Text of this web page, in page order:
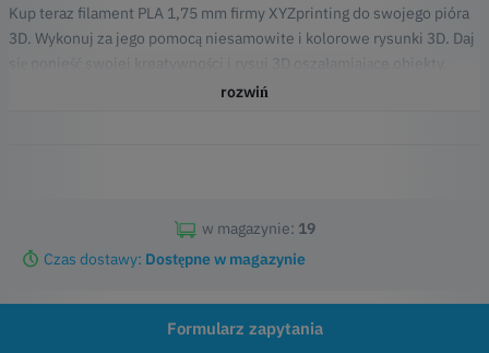
Kup teraz filament PLA 1,75 mm firmy XYZprinting do swojego pióra
3D. Wykonuj za jego pomocą niesamowite i kolorowe rysunki 3D. Daj
się ponieść swojej kreatywności i rysuj 3D oszałamiające obiekty.
W sumie 216 g włókna
rozwiń
w magazynie: 19
Czas dostawy: Dostępne w magazynie
Formularz zapytania